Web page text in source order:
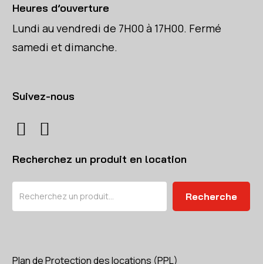
Heures d’ouverture
Lundi au vendredi de 7H00 à 17H00. Fermé
samedi et dimanche.
Suivez-nous
Recherchez un produit en location
Recherche
Plan de Protection des locations (PPL)